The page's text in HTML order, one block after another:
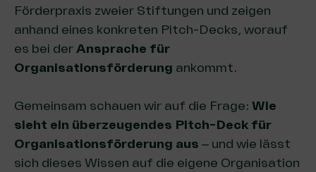
Förderpraxis zweier Stiftungen und zeigen
anhand eines konkreten Pitch-Decks, worauf
es bei derAnsprache für
Organisationsförderung ankommt.
Gemeinsam schauen wir auf die Frage: Wie
sieht ein überzeugendes Pitch-Deck für
Organisationsförderung aus – und wie lässt
sich dieses Wissen auf die eigene Organisation